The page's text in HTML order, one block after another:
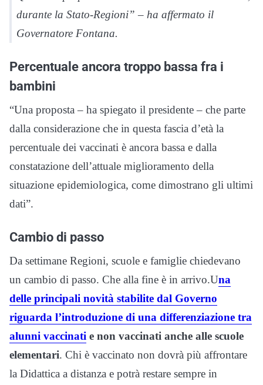
durante la Stato-Regioni” – ha affermato il
Governatore Fontana.
Percentuale ancora troppo bassa fra i
bambini
“Una proposta – ha spiegato il presidente – che parte
dalla considerazione che in questa fascia d’età la
percentuale dei vaccinati è ancora bassa e dalla
constatazione dell’attuale miglioramento della
situazione epidemiologica, come dimostrano gli ultimi
dati”.
Cambio di passo
Da settimane Regioni, scuole e famiglie chiedevano
un cambio di passo. Che alla fine è in arrivo.Una
delle principali novità stabilite dal Governo
riguarda l’introduzione di una differenziazione tra
alunni vaccinati e non vaccinati anche alle scuole
elementari. Chi è vaccinato non dovrà più affrontare
la Didattica a distanza e potrà restare sempre in